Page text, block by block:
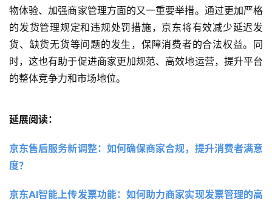
物体验、加强商家管理方面的又一重要举措。通过更加严格
的发货管理规定和违规处罚措施，京东将有效减少延迟发
货、缺货无货等问题的发生，保障消费者的合法权益。同
时，这也有助于促进商家更加规范、高效地运营，提升平台
的整体竞争力和市场地位。
延展阅读：
京东售后服务新调整：如何确保商家合规，提升消费者满意
度？
京东AI智能上传发票功能：如何助力商家实现发票管理的高